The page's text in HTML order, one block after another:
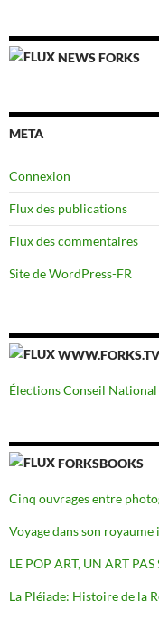
NEWS FORKS
META
Connexion
Flux des publications
Flux des commentaires
Site de WordPress-FR
WWW.FORKS.TV
Élections Conseil
FORKSBOOKS
Cinq ouvrages entre
Voyage dans son
LE POP ART, UN ART PAS
La Pléiade: Histoire de la